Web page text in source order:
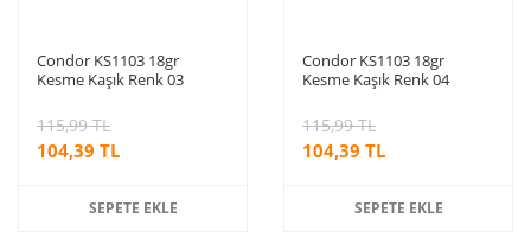
Condor KS1103 18gr
Kesme Kaşık Renk 03
104,39 TL
115,99 TL
SEPETE EKLE
Condor KS1103 18gr
Kesme Kaşık Renk 04
104,39 TL
115,99 TL
SEPETE EKLE